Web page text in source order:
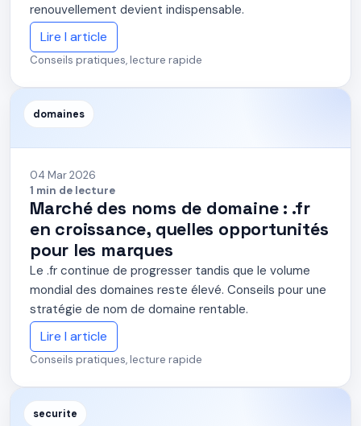
renouvellement devient indispensable.
Lire l article
Conseils pratiques, lecture rapide
domaines
04 Mar 2026
1 min de lecture
Marché des noms de domaine : .fr
en croissance, quelles opportunités
pour les marques
Le .fr continue de progresser tandis que le volume
mondial des domaines reste élevé. Conseils pour une
stratégie de nom de domaine rentable.
Lire l article
Conseils pratiques, lecture rapide
securite